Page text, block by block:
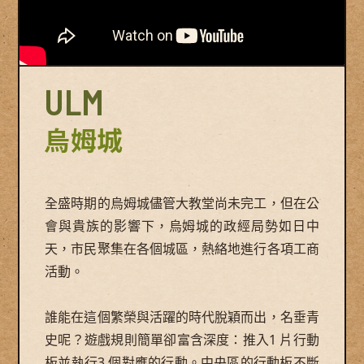
ULM
烏姆城
全盛時期的烏姆城儘管大教堂尚未完工，但在公
會與貴族的影響下，烏姆城的政經局勢如日中
天，市民聚集在各個城區，熱絡地進行各項工商
活動。
誰能在這個繁榮與活躍的時代脫穎而出，名垂青
史呢？遊戲規則簡單卻富含深度：推入1 片行動